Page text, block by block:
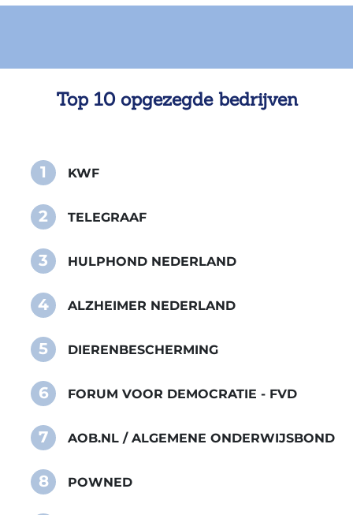
Top 10 opgezegde bedrijven
1 KWF
2 TELEGRAAF
3 HULPHOND NEDERLAND
4 ALZHEIMER NEDERLAND
5 DIERENBESCHERMING
6 FORUM VOOR DEMOCRATIE - FVD
7 AOB.NL / ALGEMENE ONDERWIJSBOND
8 POWNED